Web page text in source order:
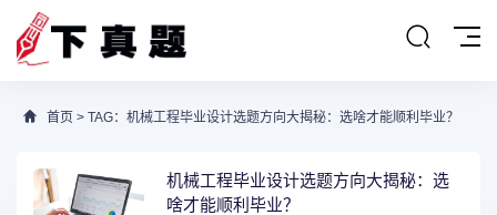
首页 > TAG：机械工程毕业设计选题方向大揭秘：选啥才能顺利毕业？
机械工程毕业设计选题方向大揭秘：选
啥才能顺利毕业？